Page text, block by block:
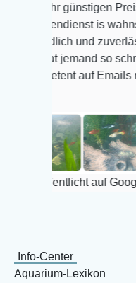
günstigen Preisen. Der
is wahnsinnig
und zuverlässig, noch
jemand so schnell und
auf Emails reagiert wie
auf Google
Info-Center
Aquarium-Lexikon